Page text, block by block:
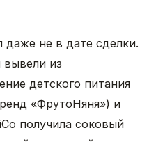
не в дате сделки.
из
детского питания
«ФрутоНяня») и
получила соковый